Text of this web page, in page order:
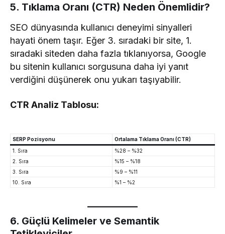
5. Tıklama Oranı (CTR) Neden Önemlidir?
SEO dünyasında kullanıcı deneyimi sinyalleri
hayati önem taşır. Eğer 3. sıradaki bir site, 1.
sıradaki siteden daha fazla tıklanıyorsa, Google
bu sitenin kullanıcı sorgusuna daha iyi yanıt
verdiğini düşünerek onu yukarı taşıyabilir.
CTR Analiz Tablosu:
SERP Pozisyonu
Ortalama Tıklama Oranı (CTR)
1. Sıra
%28 – %32
2. Sıra
%15 – %18
3. Sıra
%9 – %11
10. Sıra
%1 – %2
6. Güçlü Kelimeler ve Semantik